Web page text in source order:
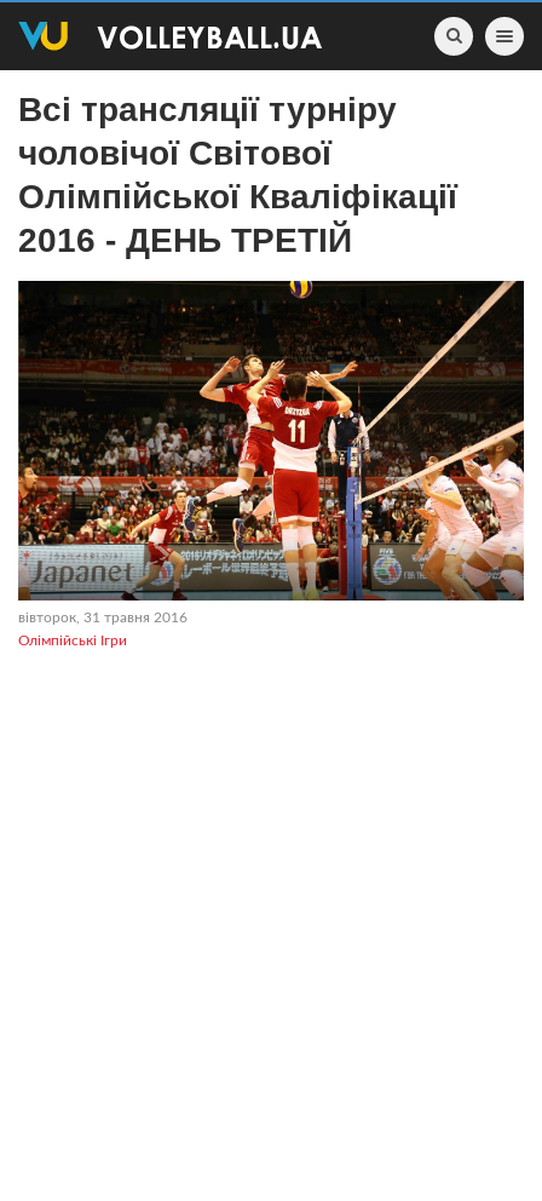
Toggle
Всі трансляції турніру
чоловічої Світової
Олімпійської Кваліфікації
2016 - ДЕНЬ ТРЕТІЙ
вівторок, 31 травня 2016
Олімпійські Ігри